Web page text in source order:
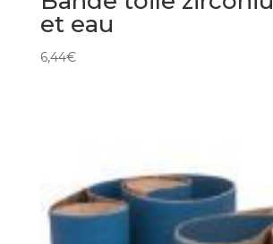
et eau
6,44€